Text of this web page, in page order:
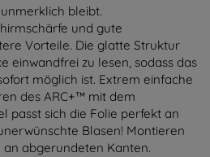
bleibt.
und gute
Vorteile. Die glatte Struktur
einwandfrei zu lesen, sodass das
möglich ist. Extrem einfache
des ARC+™ mit dem
passt sich die Folie perfekt an
Blasen! Montieren
abgerundeten Kanten.